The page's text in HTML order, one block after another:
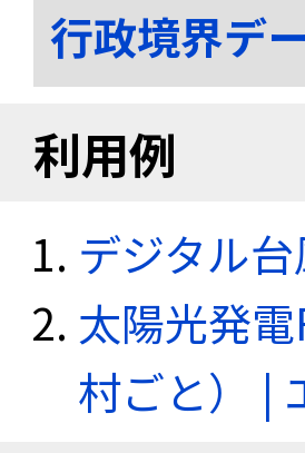
行政境界デ
利用例
デジタル
太陽光発
村ごと） |